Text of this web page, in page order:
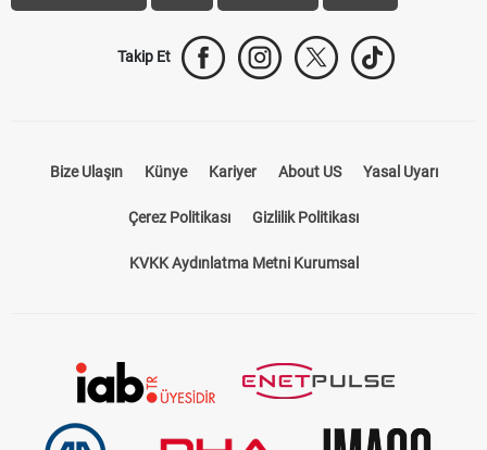
Takip Et
Bize Ulaşın Künye Kariyer About US Yasal Uyarı
Çerez Politikası Gizlilik Politikası
KVKK Aydınlatma Metni Kurumsal